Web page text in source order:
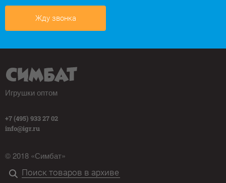
Жду звонка
Игрушки оптом
+7 (495) 933 27 02
info@igr.ru
© 2018 «Симбат»